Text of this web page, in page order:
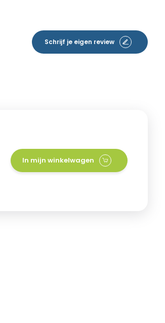
Schrijf je eigen review
In mijn winkelwagen